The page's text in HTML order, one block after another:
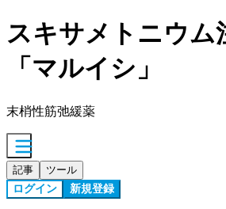
スキサメトニウム
「マルイシ」
末梢性筋弛緩薬
記事 ツール
ログイン 新規登録